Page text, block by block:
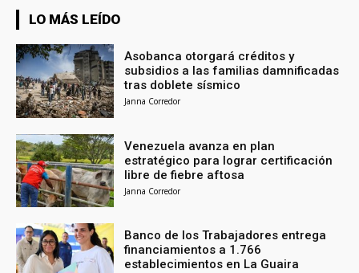
LO MÁS LEÍDO
Asobanca otorgará créditos y
subsidios a las familias damnificadas
tras doblete sísmico
Janna Corredor
Venezuela avanza en plan
estratégico para lograr certificación
libre de fiebre aftosa
Janna Corredor
Banco de los Trabajadores entrega
financiamientos a 1.766
establecimientos en La Guaira